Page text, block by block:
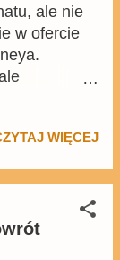
ale nie
w ofercie
będą
wersję
kundel
WIĘCEJ